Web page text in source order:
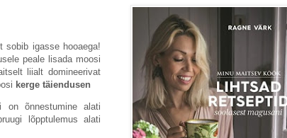
sobib igasse hooaega!
peale lisada moosi
liialt domineerivat
kerge täiendusen
õnnestumine alati
lõpptulemus alati